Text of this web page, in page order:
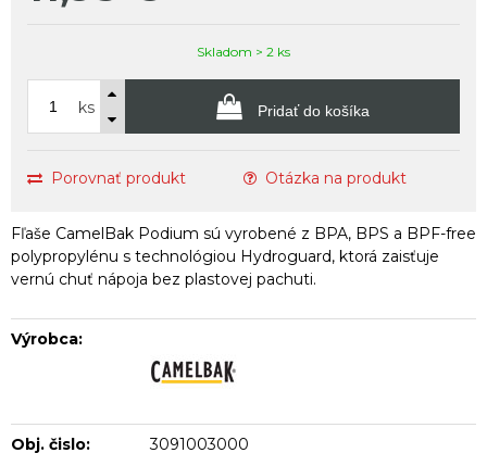
Skladom > 2 ks
ks Pridať do košíka
Porovnať produkt Otázka na produkt
Fľaše CamelBak Podium sú vyrobené z BPA, BPS a BPF-free
polypropylénu s technológiou Hydroguard, ktorá zaisťuje
vernú chuť nápoja bez plastovej pachuti.
Výrobca:
Obj. čislo: 3091003000